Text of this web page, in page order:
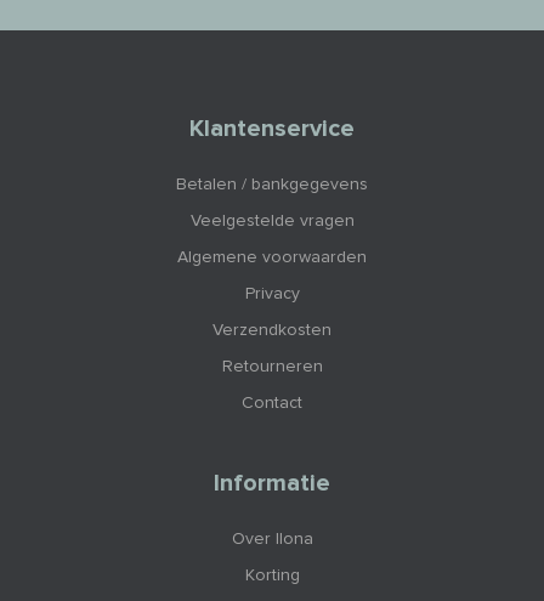
Klantenservice
Betalen / bankgegevens
Veelgestelde vragen
Algemene voorwaarden
Privacy
Verzendkosten
Retourneren
Contact
Informatie
Over Ilona
Korting